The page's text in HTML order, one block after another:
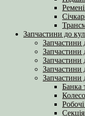
Запчастини до
Запчастини
Запчастини
Запчастини
Запчастини
Запчастини
Банка